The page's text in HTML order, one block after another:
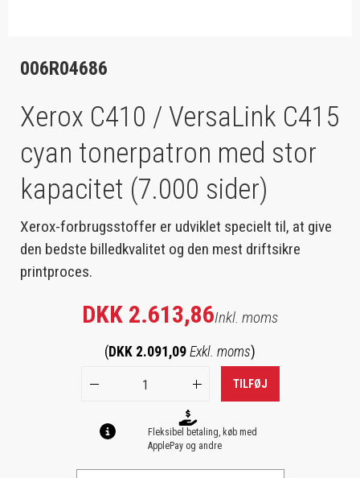
006R04686
Xerox C410 / VersaLink C415
cyan tonerpatron med stor
kapacitet (7.000 sider)
Xerox-forbrugsstoffer er udviklet specielt til, at give
den bedste billedkvalitet og den mest driftsikre
printproces.
DKK 2.613,86Inkl. moms
( DKK 2.091,09 Exkl. moms)
TILFØJ
Fleksibel betaling, køb med
ApplePay og andre